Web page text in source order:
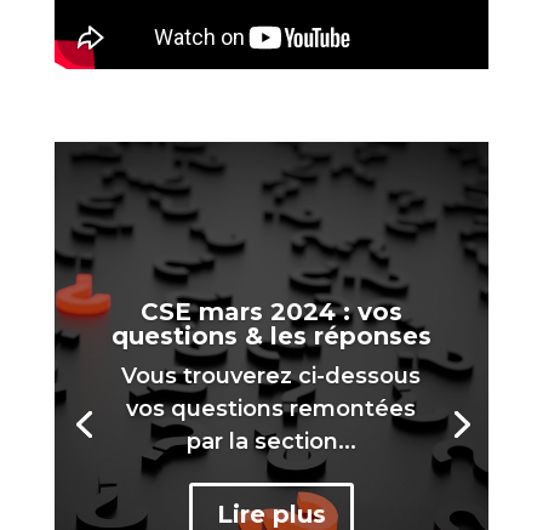
CSE mars 2024 : vos
questions & les réponses
Vous trouverez ci-dessous
vos questions remontées
par la section...
Lire plus